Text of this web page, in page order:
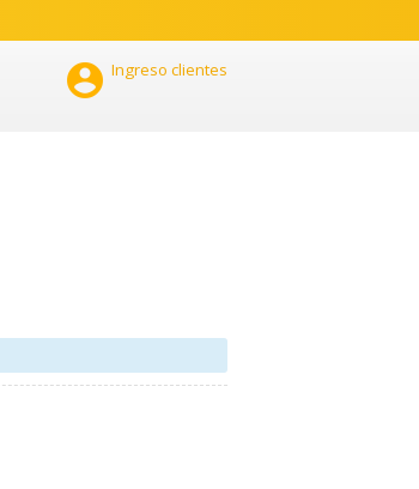
 Ingreso clientes